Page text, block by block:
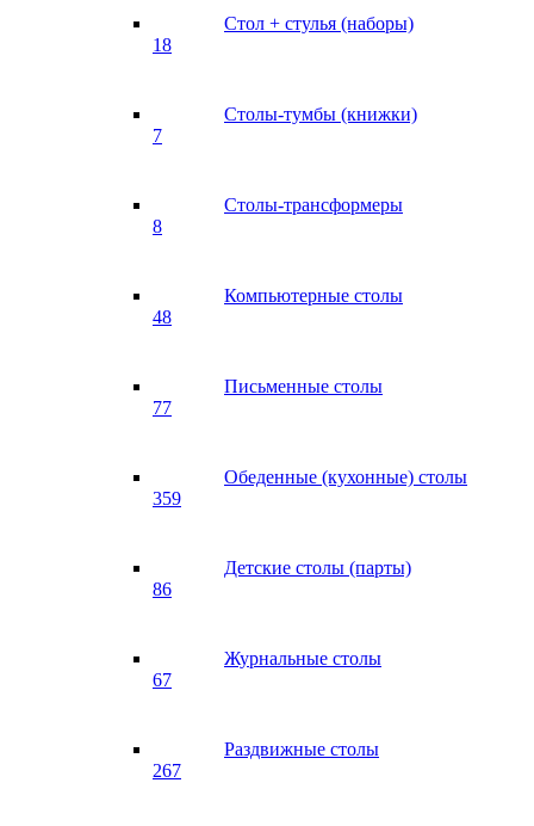
Стол + стулья (наборы)
18
Столы-тумбы (книжки)
7
Столы-трансформеры
8
Компьютерные столы
48
Письменные столы
77
Обеденные (кухонные) столы
359
Детские столы (парты)
86
Журнальные столы
67
Раздвижные столы
267